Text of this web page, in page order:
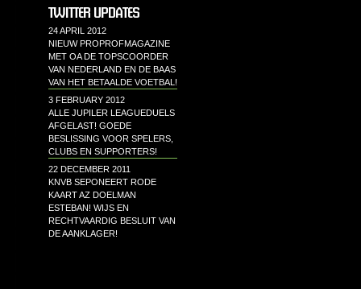
TWITTER UPDATES
24 APRIL 2012
NIEUW PROPROFMAGAZINE
MET OA DE TOPSCOORDER
VAN NEDERLAND EN DE BAAS
VAN HET BETAALDE VOETBAL!
3 FEBRUARY 2012
ALLE JUPILER LEAGUEDUELS
AFGELAST! GOEDE
BESLISSING VOOR SPELERS,
CLUBS EN SUPPORTERS!
22 DECEMBER 2011
KNVB SEPONEERT RODE
KAART AZ DOELMAN
ESTEBAN! WIJS EN
RECHTVAARDIG BESLUIT VAN
DE AANKLAGER!